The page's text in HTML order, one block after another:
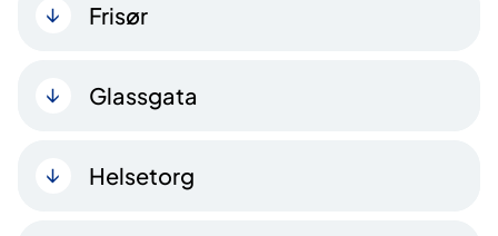
Frisør
Glassgata
Helsetorg